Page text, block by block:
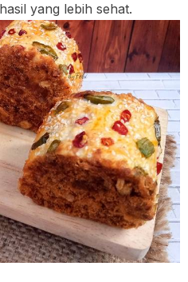
yang lebih sehat.